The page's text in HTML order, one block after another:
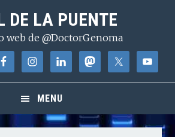
DE LA PUENTE
web de @DoctorGenoma
MENU